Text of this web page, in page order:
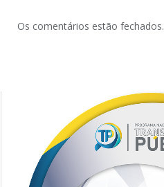
Os comentários estão fechados.